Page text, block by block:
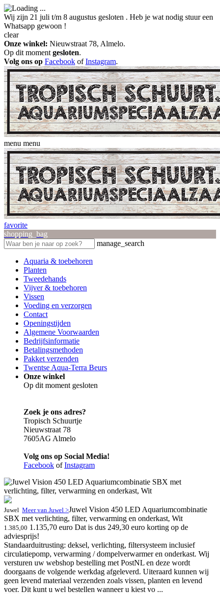
Wij zijn 21 juli t/m 8 augustus gesloten . Heb je wat nodig stuur een
Whatsapp gewoon !
clear
Onze winkel: Nieuwstraat 78, Almelo.
Op dit moment gesloten.
Volg ons op Facebook ofInstagram.
menu menu
favorite
shopping_bag
manage_search
Aquaria & toebehoren
Planten
Tweedehands
Vijver & toebehoren
Vissen
Voeding en verzorgen
Contact
Openingstijden
Algemene Voorwaarden
Bedrijfsinformatie
Betalingsmethoden
Pakket verzenden
Twentse Aqua-Terra Beurs
Onze winkel
Op dit moment gesloten
Zoek je ons adres?
Tropisch Schuurtje
Nieuwstraat 78
7605AG Almelo
Volg ons op Social Media!
Facebook ofInstagram
Juwel Meer van Juwel >Juwel Vision 450 LED Aquariumcombinatie
SBX met verlichting, filter, verwarming en onderkast, Wit
1.385,00 1.135,70 euro Dat is dus 249,30 euro korting op de
adviesprijs!
Standaarduitrusting: deksel, verlichting, filtersysteem inclusief
circulatiepomp, verwarming / dompelverwarmer en onderkast. Wij
versturen uw webshop bestelling met PostNL en deze wordt
doorgaans de volgende werkdag afgeleverd. Uiteraard kunnen wij
geen levend materiaal verzenden zoals vissen, planten en levend
voer. Dit kunt u wel bestellen wanneer u kiest vo ...